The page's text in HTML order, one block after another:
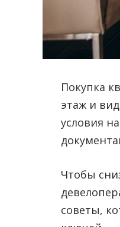
Покупка
этаж и
условия
Чтобы
советы,